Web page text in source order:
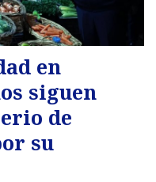
en
siguen
de
su